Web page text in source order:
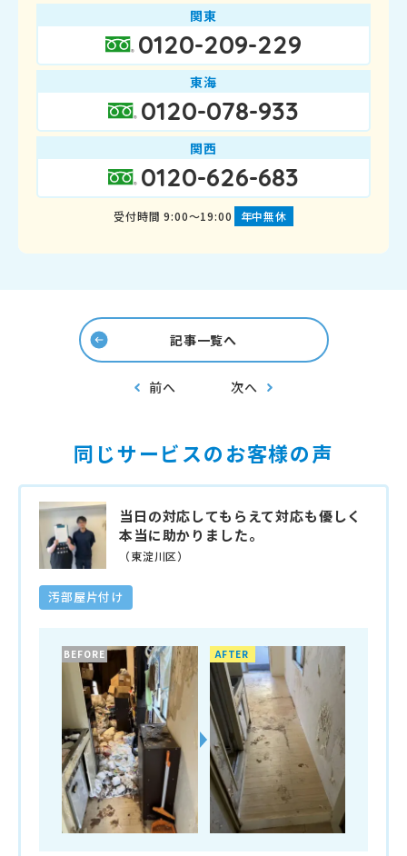
関東
0120-209-229
東海
0120-078-933
関西
0120-626-683
受付時間 9:00～19:00 年中無休
記事一覧へ
前へ 次へ
同じサービスのお客様の声
当日の対応してもらえて対応も優しく
本当に助かりました。
（東淀川区）
汚部屋片付け
BEFORE AFTER